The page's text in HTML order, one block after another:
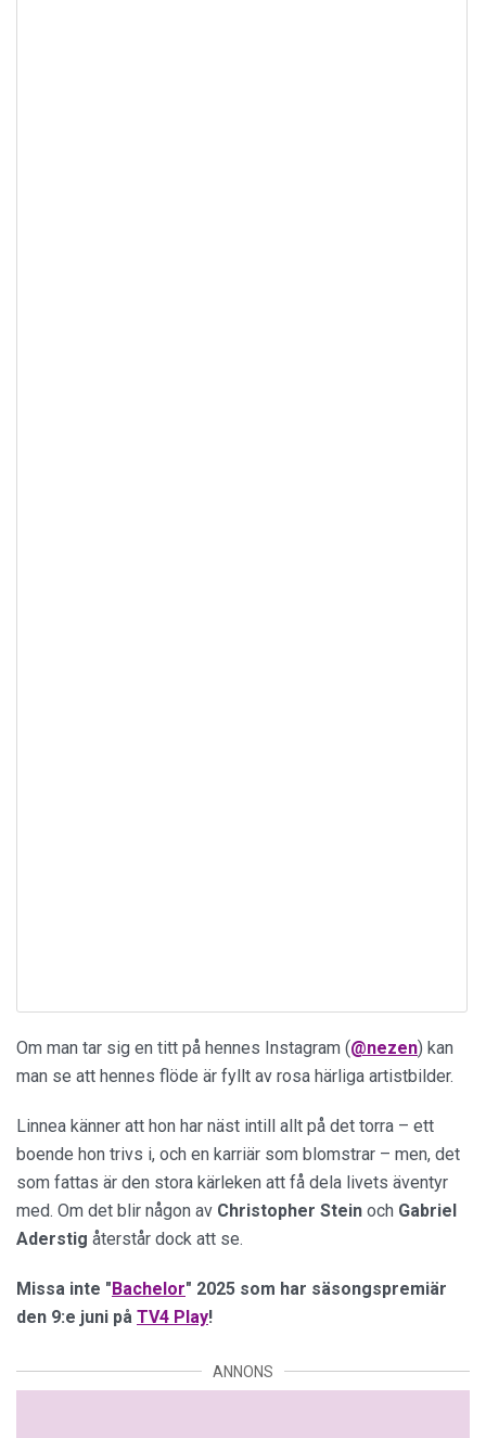
Om man tar sig en titt på hennes Instagram (@nezen) kan
man se att hennes flöde är fyllt av rosa härliga artistbilder.
Linnea känner att hon har näst intill allt på det torra – ett
boende hon trivs i, och en karriär som blomstrar – men, det
som fattas är den stora kärleken att få dela livets äventyr
med. Om det blir någon av Christopher Stein och Gabriel
Aderstig återstår dock att se.
Missa inte "Bachelor" 2025 som har säsongspremiär
den 9:e juni på TV4 Play!
ANNONS